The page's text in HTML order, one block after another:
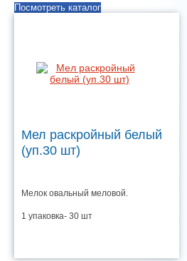
Посмотреть каталог
Мел раскройный белый
(уп.30 шт)
Мелок овальный меловой.
1 упаковка- 30 шт